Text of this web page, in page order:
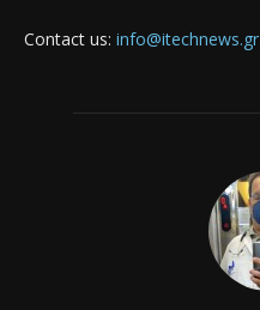
Contact us: info@itechnews.gr